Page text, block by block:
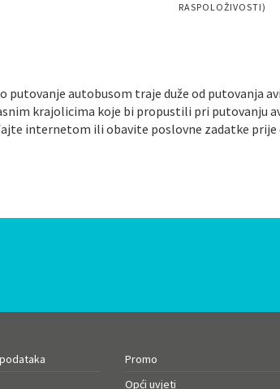
RASPOLOŽIVOSTI)
putovanje autobusom traje duže od putovanja
krajolicima koje bi propustili pri putovanju
internetom ili obavite poslovne zadatke prije
Promo
Opći uvjeti